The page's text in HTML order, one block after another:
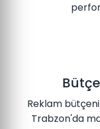
Reklam
Trabzon'da